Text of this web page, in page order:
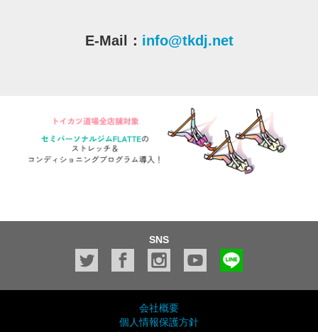
E-Mail： info@tkdj.net
SNS
会社概要
個人情報保護方針